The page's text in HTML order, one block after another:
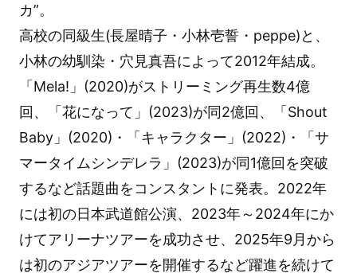
カ”。
高校の同級生(長屋晴子・小林壱誓・peppe)と、
小林の幼馴染・穴見真吾によって2012年結成。
「Mela!」(2020)がストリーミング再生数4億
回、「花になって」(2023)が同2億回、「Shout
Baby」(2020)・「キャラクター」(2022)・「サ
マータイムシンデレラ」(2023)が同1億回を突破
するなど話題曲をコンスタントに発表。2022年
には初の日本武道館公演、2023年～2024年にか
けてアリーナツアーを成功させ、2025年9月から
は初のアジアツアーを開催するなど躍進を続けて